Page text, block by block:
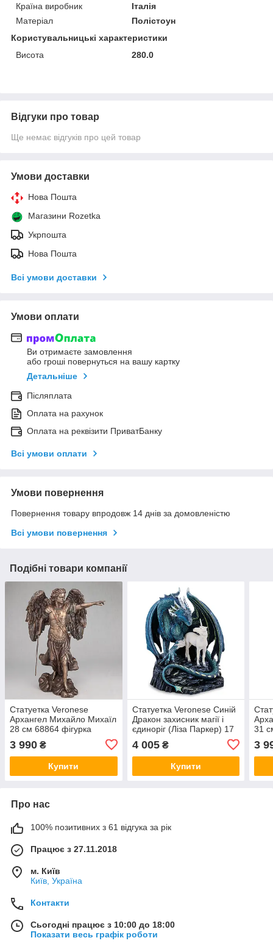
Країна виробник
Італія
Матеріал
Полістоун
Користувальницькі характеристики
Висота
280.0
Відгуки про товар
Ще немає відгуків про цей товар
Умови доставки
Нова Пошта
Магазини Rozetka
Укрпошта
Нова Пошта
Всі умови доставки
Умови оплати
Ви отримаєте замовлення
або гроші повернуться на вашу картку
Детальніше
Післяплата
Оплата на рахунок
Оплата на реквізити ПриватБанку
Всі умови оплати
Умови повернення
Повернення товару впродовж 14 днів за домовленістю
Всі умови повернення
Подібні товари компанії
Статуетка Veronese
Архангел Михайло Михаїл
28 см 68864 фігурка
архістратиг VE
3 990 ₴
Купити
Статуетка Veronese Синій
Дракон захисник магії і
єдиноріг (Ліза Паркер) 17
см 1907285 полістоун VE
4 005₴
Купити
31
3
Про нас
100% позитивних з 61 відгука за рік
Працює з 27.11.2018
м. Київ
Київ, Україна
Контакти
Сьогодні працює з 10:00 до 18:00
Показати весь графік роботи